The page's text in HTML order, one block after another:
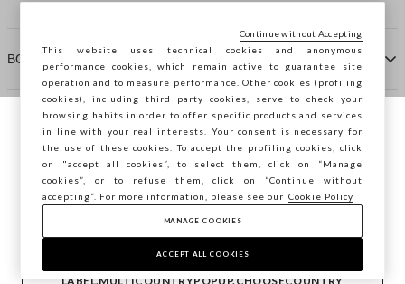
ΒΟΗΘΕΙΑ
ΠΡΑΚΤΟΡΕΙΟ
ΕΠΙΚΟΙΝΩΝΗΣΤΕ ΜΑΖΙ ΜΑΣ
Copyright © Ovs S.p.A. ΑΦΜ: 04240010274 - Εταιρικό
κεφάλαιο 290.923.470 -
Περιηγείστε στο STEFANEL Ελλάδας, θέλετε
να αποθηκεύσετε την τοποθεσία σας;
ΕΠΙΒΕΒΑΊΩΣΗ
LABEL.MULTICOUNTRYPOPUP.CHOOSECOUNTRY
footer.item.country Ελλάδα
This website uses technical cookies and anonymous
performance cookies, which remain active to guarantee site
operation and to measure performance. Other cookies (profiling
cookies), including third party cookies, serve to check your
browsing habits in order to offer specific products and services
in line with your real interests. Your consent is necessary for
the use of these cookies. To accept the profiling cookies, click
on "accept all cookies”, to select them, click on “Manage
cookies”, or to refuse them, click on “Continue without
accepting”. For more information, please see our Cookie Policy
MANAGE COOKIES
ACCEPT ALL COOKIES
Continue without Accepting